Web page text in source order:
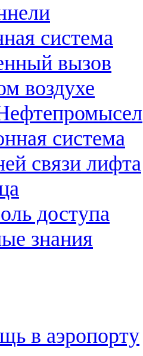
система
вызов
воздухе
система
связи лифта
доступа
знания
в аэропорту